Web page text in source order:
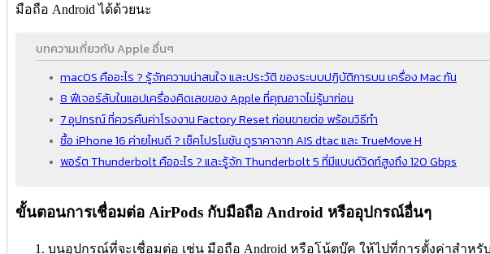
มือถือ Android ได้ด้วยนะ
บทความเกี่ยวกับ Apple อื่นๆ
macOS คืออะไร ? รู้จักความน่าสนใจ และประวัติ ของระบบปฏิบัติการบน เครื่อง Mac กัน
8 ฟีเจอร์ลับในแอปเครื่องคิดเลขของ Apple ที่คุณอาจไม่รู้มาก่อน
7 อุปกรณ์ ที่ควรคืนค่าโรงงาน Factory Reset ก่อนขายต่อ พร้อมวิธีทำ
ซื้อ iPhone 16 ค่ายไหนดี ? เช็คโปรโมชัน ดูราคาจาก AIS dtac และ TrueMove H
พอร์ต Thunderbolt คืออะไร ? และรู้จัก Thunderbolt 5 ที่มีแบนด์วิดท์สูงถึง 120 Gbps
ขั้นตอนการเชื่อมต่อ AirPods กับมือถือ Android หรืออุปกรณ์อื่นๆ
บนอุปกรณ์ที่จะเชื่อมต่อ เช่น มือถือ Android หรือโน้ตบุ๊ค ให้ไปที่การตั้งค่าสำหรั